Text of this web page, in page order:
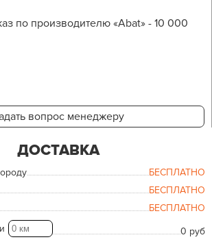
по производителю «Abat» - 10 000
вопрос менеджеру
ДОСТАВКА
БЕСПЛАТНО
БЕСПЛАТНО
БЕСПЛАТНО
0 руб